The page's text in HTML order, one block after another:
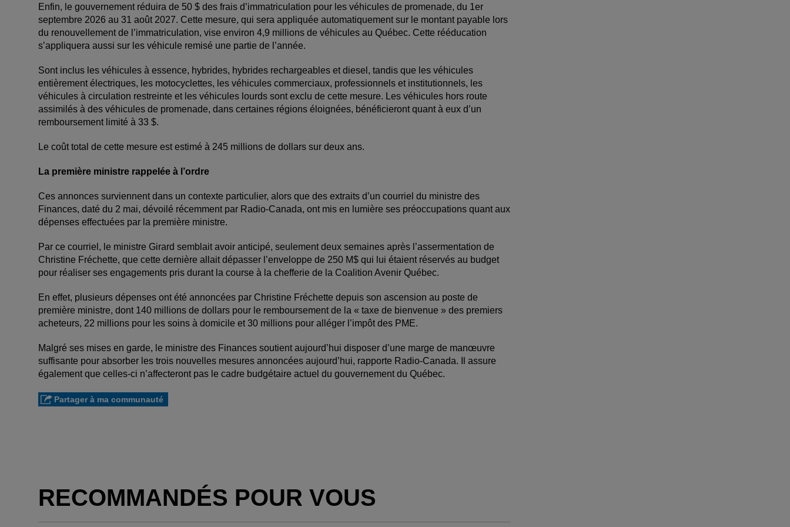
Enfin, le gouvernement réduira de 50 $ des frais d’immatriculation pour les véhicules de promenade, du 1er
septembre 2026 au 31 août 2027. Cette mesure, qui sera appliquée automatiquement sur le montant payable lors
du renouvellement de l’immatriculation, vise environ 4,9 millions de véhicules au Québec. Cette rééducation
s’appliquera aussi sur les véhicule remisé une partie de l’année.
Sont inclus les véhicules à essence, hybrides, hybrides rechargeables et diesel, tandis que les véhicules
entièrement électriques, les motocyclettes, les véhicules commerciaux, professionnels et institutionnels, les
véhicules à circulation restreinte et les véhicules lourds sont exclu de cette mesure. Les véhicules hors route
assimilés à des véhicules de promenade, dans certaines régions éloignées, bénéficieront quant à eux d’un
remboursement limité à 33 $.
Le coût total de cette mesure est estimé à 245 millions de dollars sur deux ans.
La première ministre rappelée à l’ordre
Ces annonces surviennent dans un contexte particulier, alors que des extraits d’un courriel du ministre des
Finances, daté du 2 mai, dévoilé récemment par Radio-Canada, ont mis en lumière ses préoccupations quant aux
dépenses effectuées par la première ministre.
Par ce courriel, le ministre Girard semblait avoir anticipé, seulement deux semaines après l’assermentation de
Christine Fréchette, que cette dernière allait dépasser l’enveloppe de 250 M$ qui lui étaient réservés au budget
pour réaliser ses engagements pris durant la course à la chefferie de la Coalition Avenir Québec.
En effet, plusieurs dépenses ont été annoncées par Christine Fréchette depuis son ascension au poste de
première ministre, dont 140 millions de dollars pour le remboursement de la « taxe de bienvenue » des premiers
acheteurs, 22 millions pour les soins à domicile et 30 millions pour alléger l’impôt des PME.
Malgré ses mises en garde, le ministre des Finances soutient aujourd’hui disposer d’une marge de manœuvre
suffisante pour absorber les trois nouvelles mesures annoncées aujourd’hui, rapporte Radio-Canada. Il assure
également que celles-ci n’affecteront pas le cadre budgétaire actuel du gouvernement du Québec.
Partager à ma communauté
RECOMMANDÉS POUR VOUS